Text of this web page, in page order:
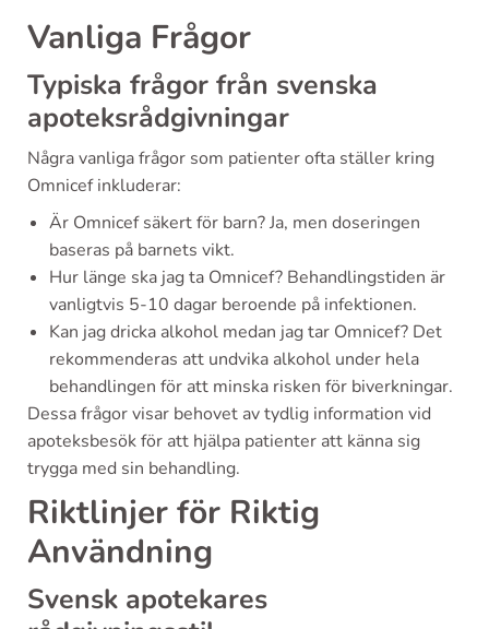
Vanliga Frågor
Typiska frågor från svenska
apoteksrådgivningar
Några vanliga frågor som patienter ofta ställer kring
Omnicef inkluderar:
Är Omnicef säkert för barn? Ja, men doseringen
baseras på barnets vikt.
Hur länge ska jag ta Omnicef? Behandlingstiden är
vanligtvis 5-10 dagar beroende på infektionen.
Kan jag dricka alkohol medan jag tar Omnicef? Det
rekommenderas att undvika alkohol under hela
behandlingen för att minska risken för biverkningar.
Dessa frågor visar behovet av tydlig information vid
apoteksbesök för att hjälpa patienter att känna sig
trygga med sin behandling.
Riktlinjer för Riktig
Användning
Svensk apotekares